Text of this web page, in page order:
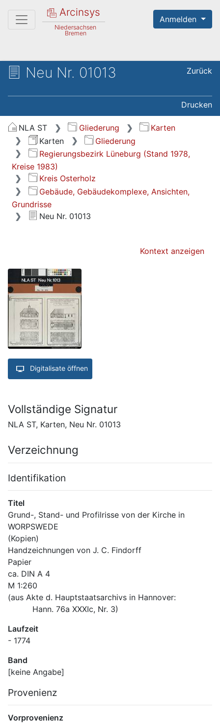
Arcinsys
Niedersachsen
Bremen
Anmelden
Neu Nr. 01013 Zurück
Drucken
NLA ST Gliederung
Karten
Karten
Gliederung
Regierungsbezirk Lüneburg (Stand 1978,
Kreise 1983)
Kreis Osterholz
Gebäude, Gebäudekomplexe, Ansichten,
Grundrisse
Neu Nr. 01013
Kontext anzeigen
Digitalisate öffnen
Vollständige Signatur
NLA ST, Karten, Neu Nr. 01013
Verzeichnung
Identifikation
Titel
Grund-, Stand- und Profilrisse von der Kirche in
WORPSWEDE
(Kopien)
Handzeichnungen von J. C. Findorff
Papier
ca. DIN A 4
M 1:260
(aus Akte d. Hauptstaatsarchivs in Hannover:
          Hann. 76a XXXIc, Nr. 3)
Laufzeit
- 1774
Band
[keine Angabe]
Provenienz
Vorprovenienz